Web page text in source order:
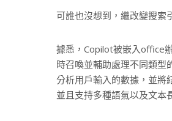
可誰也沒想到，繼改變搜索
據悉，Copilot被嵌入office
時召喚並輔助處理不同類型
分析用戶輸入的數據，並將
並且支持多種語氣以及文本